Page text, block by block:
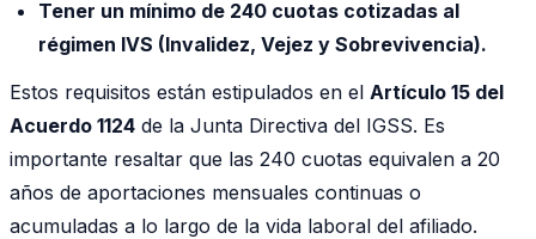
Tener un mínimo de 240 cuotas cotizadas al
régimen IVS (Invalidez, Vejez y Sobrevivencia).
Estos requisitos están estipulados en el Artículo 15 del
Acuerdo 1124 de la Junta Directiva del IGSS. Es
importante resaltar que las 240 cuotas equivalen a 20
años de aportaciones mensuales continuas o
acumuladas a lo largo de la vida laboral del afiliado.